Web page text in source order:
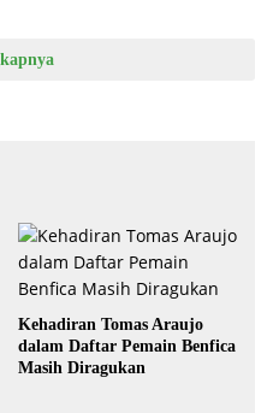
Kehadiran Tomas Araujo
dalam Daftar Pemain Benfica
Masih Diragukan